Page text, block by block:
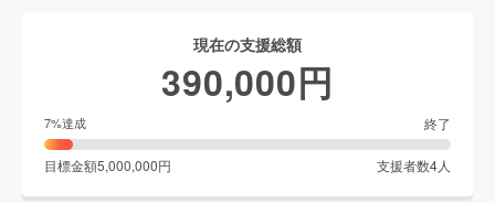
現在の支援総額
390,000円
7%達成 終了
目標金額5,000,000円 支援者数4人